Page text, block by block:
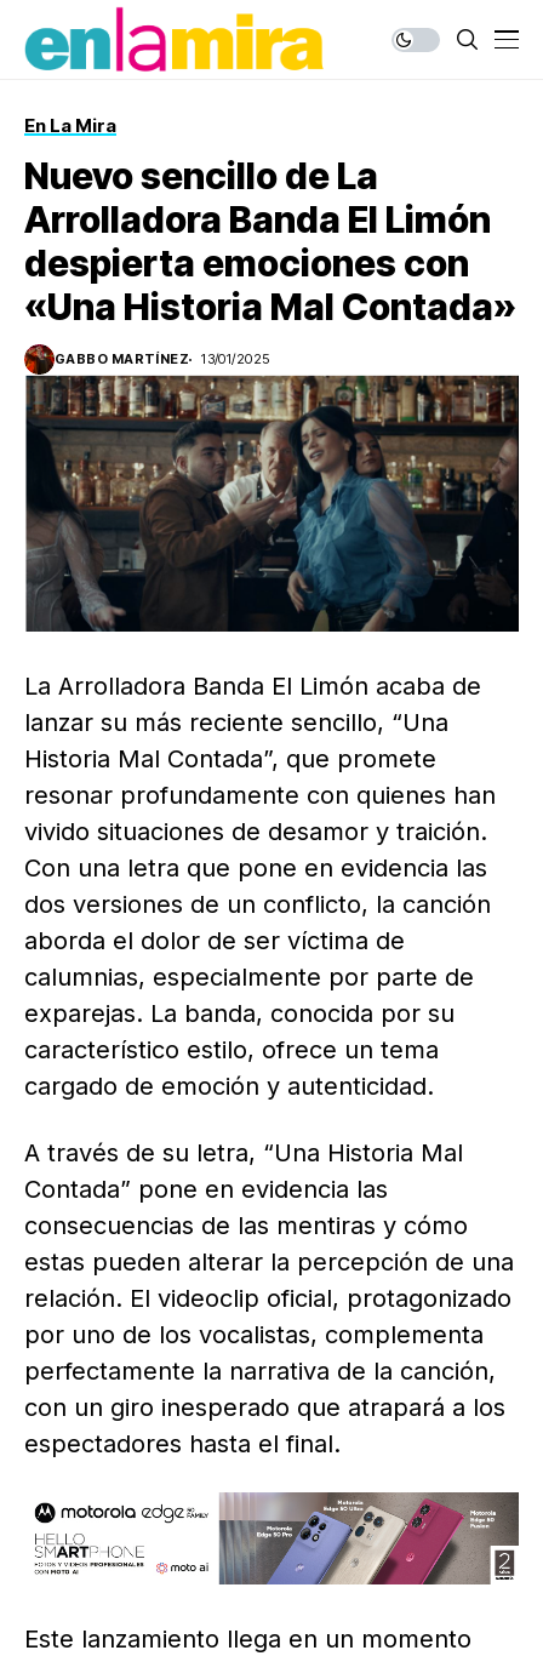
En La Mira
Nuevo sencillo de La
Arrolladora Banda El Limón
despierta emociones con
«Una Historia Mal Contada»
GABBO MARTÍNEZ 13/01/2025
La Arrolladora Banda El Limón acaba de
lanzar su más reciente sencillo, “Una
Historia Mal Contada”, que promete
resonar profundamente con quienes han
vivido situaciones de desamor y traición.
Con una letra que pone en evidencia las
dos versiones de un conflicto, la canción
aborda el dolor de ser víctima de
calumnias, especialmente por parte de
exparejas. La banda, conocida por su
característico estilo, ofrece un tema
cargado de emoción y autenticidad.
A través de su letra, “Una Historia Mal
Contada” pone en evidencia las
consecuencias de las mentiras y cómo
estas pueden alterar la percepción de una
relación. El videoclip oficial, protagonizado
por uno de los vocalistas, complementa
perfectamente la narrativa de la canción,
con un giro inesperado que atrapará a los
espectadores hasta el final.
Este lanzamiento llega en un momento